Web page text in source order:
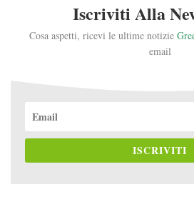
Iscriviti Alla
Cosa aspetti, ricevi le ultime notizie
email
ISCRIVITI